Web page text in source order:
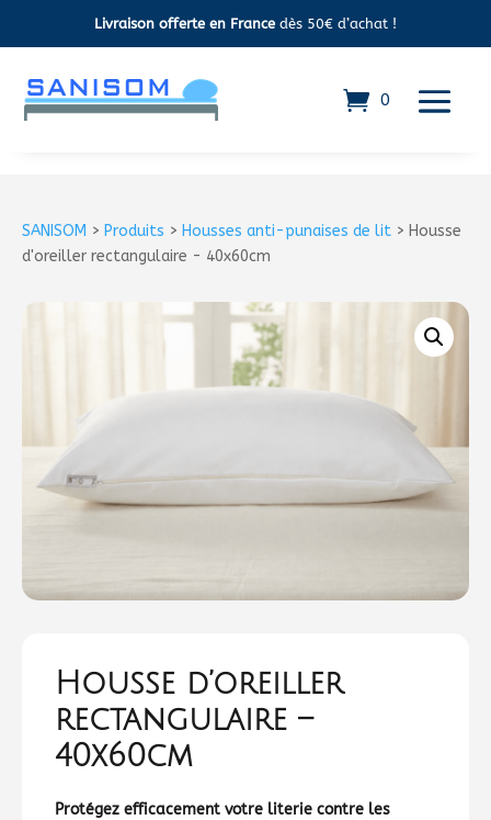
Livraison offerte en France dès 50€ d’achat !
0
SANISOM > Produits > Housses anti-punaises de lit > Housse
d'oreiller rectangulaire - 40x60cm
Housse d’oreiller
rectangulaire –
40x60cm
Protégez efficacement votre literie contre les